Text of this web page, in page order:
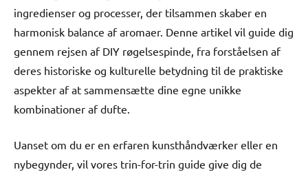
ingredienser og processer, der tilsammen skaber en
harmonisk balance af aromaer. Denne artikel vil guide dig
gennem rejsen af DIY røgelsespinde, fra forståelsen af
deres historiske og kulturelle betydning til de praktiske
aspekter af at sammensætte dine egne unikke
kombinationer af dufte.
Uanset om du er en erfaren kunsthåndværker eller en
nybegynder, vil vores trin-for-trin guide give dig de